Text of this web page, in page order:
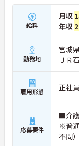
給料
月収
年収
勤務地
宮城
ＪＲ
雇用形態 正社
応募要件
■介
※普
不問）